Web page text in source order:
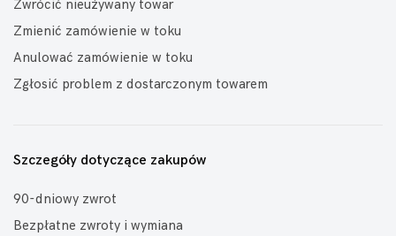
Zwrócić nieużywany towar
Zmienić zamówienie w toku
Anulować zamówienie w toku
Zgłosić problem z dostarczonym towarem
Szczegóły dotyczące zakupów
90-dniowy zwrot
Bezpłatne zwroty i wymiana